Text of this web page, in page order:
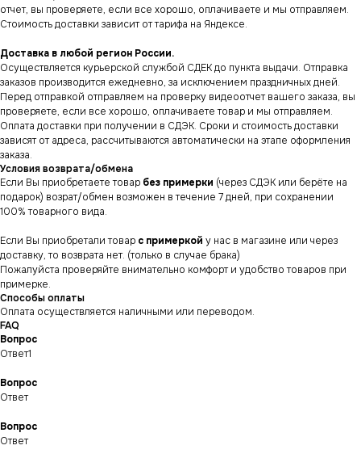
отчет, вы проверяете, если все хорошо, оплачиваете и мы отправляем.
Стоимость доставки зависит от тарифа на Яндексе.
Доставка в любой регион России.
Осуществляется курьерской службой СДЕК до пункта выдачи. Отправка
заказов производится ежедневно, за исключением праздничных дней.
Перед отправкой отправляем на проверку видеоотчет вашего заказа, вы
проверяете, если все хорошо, оплачиваете товар и мы отправляем.
Оплата доставки при получении в СДЭК. Сроки и стоимость доставки
зависят от адреса, рассчитываются автоматически на этапе оформления
заказа.
Условия возврата/обмена
Если Вы приобретаете товар без примерки (через СДЭК или берёте на
подарок) возрат/обмен возможен в течение 7 дней, при сохранении
100% товарного вида.
Если Вы приобретали товар с примеркой у нас в магазине или через
доставку, то возврата нет. (только в случае брака)
Пожалуйста проверяйте внимательно комфорт и удобство товаров при
примерке.
Способы оплаты
Оплата осуществляется наличными или переводом.
FAQ
Вопрос
Ответ1
Вопрос
Ответ
Вопрос
Ответ
©СНИКЕРСДИЛЕР 2024-26.
Все права защищены